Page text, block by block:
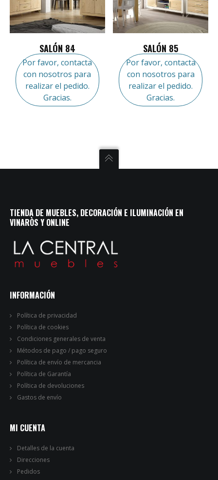
SALÓN 84
Por favor, contacta
con nosotros para
realizar el pedido.
Gracias.
SALÓN 85
Por favor, contacta
con nosotros para
realizar el pedido.
Gracias.
TIENDA DE MUEBLES, DECORACIÓN E ILUMINACIÓN EN
VINARÒS Y ONLINE
INFORMACIÓN
Política de privacidad
Política de cookies
Condiciones generales de venta
Métodos de pago / pago seguro
Política de envío de mercancia
Política de Garantía
Política de devoluciones
Gastos de envío
MI CUENTA
Detalles de la cuenta
Direcciones
Pedidos